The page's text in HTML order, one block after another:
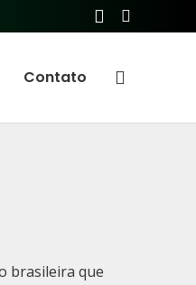
Contato
brasileira que